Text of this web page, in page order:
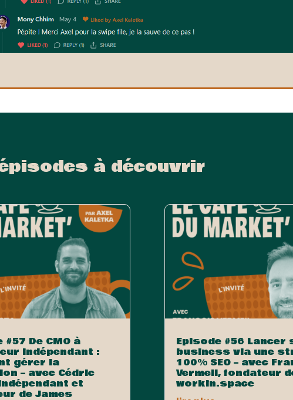
à découvrir
De CMO à
indépendant :
gérer la
– avec Cédric
et
de James
Episode #56 Lancer
business via une
100% SEO – avec
Vermeil, fondateur
workin.space